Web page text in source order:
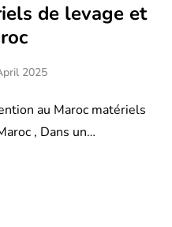
de levage et
2025
au Maroc matériels
, Dans un…